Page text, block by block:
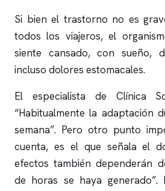
Si bien el trastorno no es
todos los viajeros, el
siente cansado, con sueño,
incluso dolores estomacales.
El especialista de Clínica
“Habitualmente la adaptación
semana”. Pero otro punto
cuenta, es el que señala el
efectos también dependerán
de horas se haya generado”.